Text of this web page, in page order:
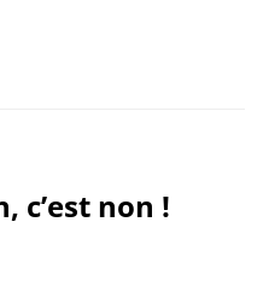
c’est non !